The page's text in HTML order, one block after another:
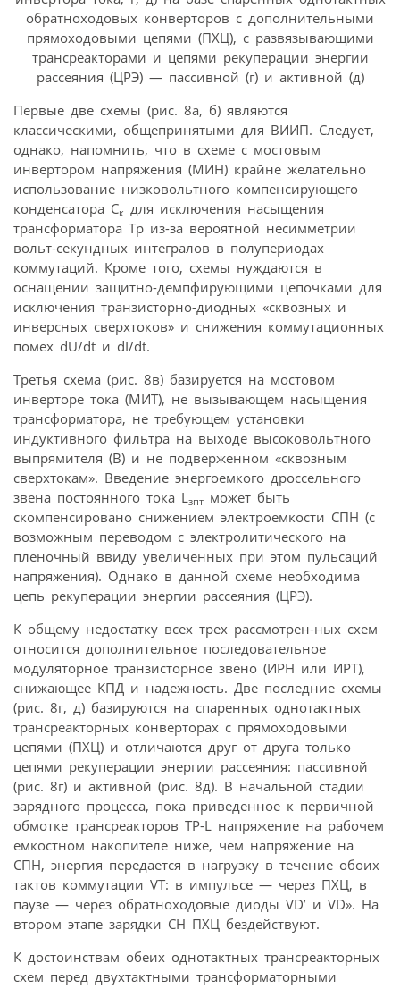
обратноходовых конверторов с дополнительными
прямоходовыми цепями (ПХЦ), с развязывающими
трансреакторами и цепями рекуперации энергии
рассеяния (ЦРЭ) — пассивной (г) и активной (д)
Первые две схемы (рис. 8а, б) являются
классическими, общепринятыми для ВИИП. Следует,
однако, напомнить, что в схеме с мостовым
инвертором напряжения (МИН) крайне желательно
использование низковольтного компенсирующего
конденсатора Ск для исключения насыщения
трансформатора Тр из-за вероятной несимметрии
вольт-секундных интегралов в полупериодах
коммутаций. Кроме того, схемы нуждаются в
оснащении защитно-демпфирующими цепочками для
исключения транзисторно-диодных «сквозных и
инверсных сверхтоков» и снижения коммутационных
помех dU/dt и dI/dt.
Третья схема (рис. 8в) базируется на мостовом
инверторе тока (МИТ), не вызывающем насыщения
трансформатора, не требующем установки
индуктивного фильтра на выходе высоковольтного
выпрямителя (В) и не подверженном «сквозным
сверхтокам». Введение энергоемкого дроссельного
звена постоянного тока Lзпт может быть
скомпенсировано снижением электроемкости СПН (с
возможным переводом с электролитического на
пленочный ввиду увеличенных при этом пульсаций
напряжения). Однако в данной схеме необходима
цепь рекуперации энергии рассеяния (ЦРЭ).
К общему недостатку всех трех рассмотрен-ных схем
относится дополнительное последовательное
модуляторное транзисторное звено (ИРН или ИРТ),
снижающее КПД и надежность. Две последние схемы
(рис. 8г, д) базируются на спаренных однотактных
трансреакторных конверторах с прямоходовыми
цепями (ПХЦ) и отличаются друг от друга только
цепями рекуперации энергии рассеяния: пассивной
(рис. 8г) и активной (рис. 8д). В начальной стадии
зарядного процесса, пока приведенное к первичной
обмотке трансреакторов ТР-L напряжение на рабочем
емкостном накопителе ниже, чем напряжение на
СПН, энергия передается в нагрузку в течение обоих
тактов коммутации VT: в импульсе — через ПХЦ, в
паузе — через обратноходовые диоды VD’ и VD». На
втором этапе зарядки СН ПХЦ бездействуют.
К достоинствам обеих однотактных трансреакторных
схем перед двухтактными трансформаторными